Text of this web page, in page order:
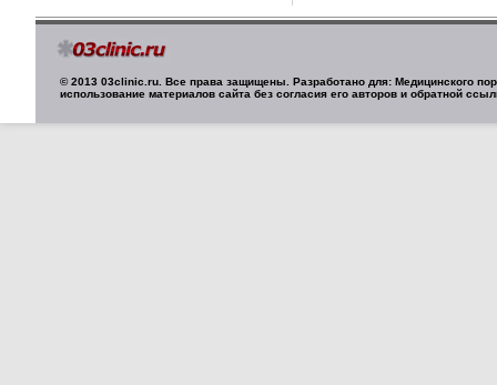
© 2013 03clinic.ru. Все права защищены. Разработано для: Медицинского
использование материалов сайта без согласия его авторов и обратной